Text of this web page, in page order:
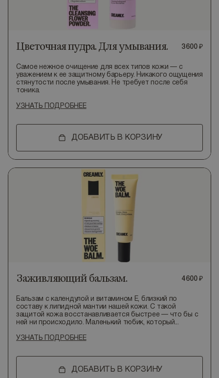
Цветочная пудра. Для умывания. 3600₽
Самое нежное очищение для всех типов кожи — с
уважением к ее защитному барьеру. Никакого ощущения
стянутости после умывания. Не требует после себя
тоника.
УЗНАТЬ ПОДРОБНЕЕ
ДОБАВИТЬ В КОРЗИНУ
Заживляющий бальзам. 4600₽
Бальзам с календулой и витамином E, близкий по
составу к липидной мантии нашей кожи. С такой
защитой кожа восстанавливается быстрее — что бы с
ней ни происходило. Маленький тюбик, который...
УЗНАТЬ ПОДРОБНЕЕ
ДОБАВИТЬ В КОРЗИНУ